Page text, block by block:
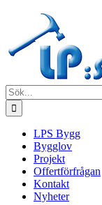
innehållet
Sök
efter:
LPS Bygg
Bygglov
Projekt
Offertförfrågan
Kontakt
Nyheter